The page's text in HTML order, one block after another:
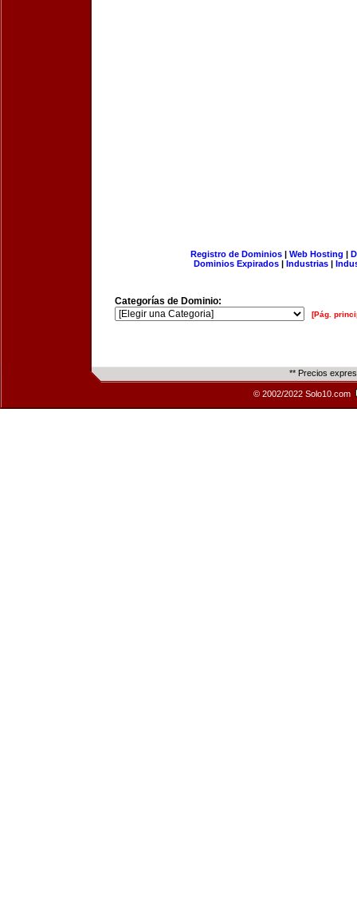
Registro de Dominios| Web Hosting |
Dominios Expirados | Industrias |
Categorías de Dominio:
[Pág.
** Precios
© 2002/2022 Solo10.com